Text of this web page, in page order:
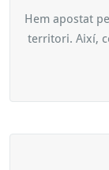
Hem apostat
territori. Així,